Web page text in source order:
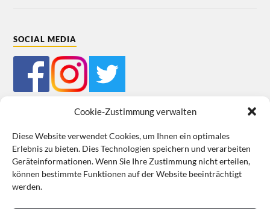
Cookie-Zustimmung verwalten
Diese Website verwendet Cookies, um Ihnen ein optimales
Erlebnis zu bieten. Dies Technologien speichern und verarbeiten
Geräteinformationen. Wenn Sie Ihre Zustimmung nicht erteilen,
können bestimmte Funktionen auf der Website beeinträchtigt
werden.
SOCIAL MEDIA
Mein Bestellkonto Kundeninformationen Datenschutz
Cookie-Richtlinie (EU) Impressum